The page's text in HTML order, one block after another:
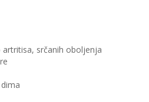
srčanih oboljenja